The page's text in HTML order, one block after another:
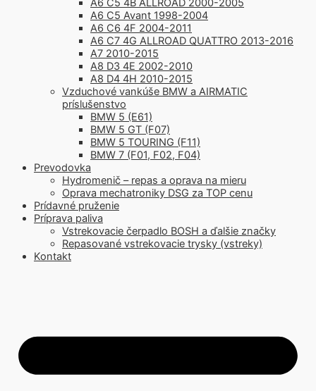
A6 C5 4B ALLROAD 2000-2005
A6 C5 Avant 1998-2004
A6 C6 4F 2004-2011
A6 C7 4G ALLROAD QUATTRO 2013-2016
A7 2010-2015
A8 D3 4E 2002-2010
A8 D4 4H 2010-2015
Vzduchové vankúše BMW a AIRMATIC
príslušenstvo
BMW 5 (E61)
BMW 5 GT (F07)
BMW 5 TOURING (F11)
BMW 7 (F01, F02, F04)
Prevodovka
Hydromenič – repas a oprava na mieru
Oprava mechatroniky DSG za TOP cenu
Prídavné pruženie
Príprava paliva
Vstrekovacie čerpadlo BOSH a ďalšie značky
Repasované vstrekovacie trysky (vstreky)
Kontakt